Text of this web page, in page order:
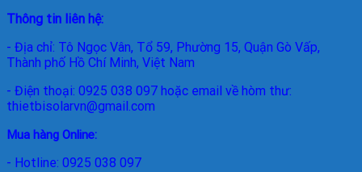
Thông tin liên hệ:
- Địa chỉ: Tô Ngọc Vân, Tổ 59, Phường 15, Quận Gò Vấp,
Thành phố Hồ Chí Minh, Việt Nam
- Điện thoại: 0925 038 097 hoặc email về hòm thư:
thietbisolarvn@gmail.com
Mua hàng Online:
- Hotline: 0925 038 097